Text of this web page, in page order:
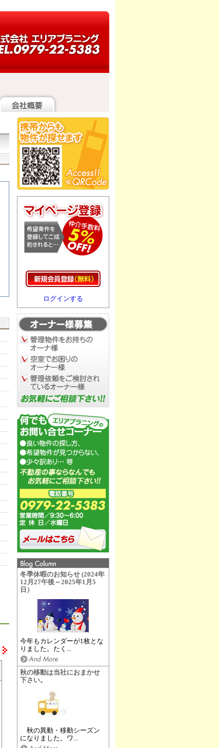
ログインする
冬季休暇のお知らせ (2024年
12月27午後～2025年1月5
日）
今年もカレンダーが1枚とな
りました。たく...
秋の移動は当社におまかせ
下さい。
秋の異動・移動シーズン
になりました。ワ...